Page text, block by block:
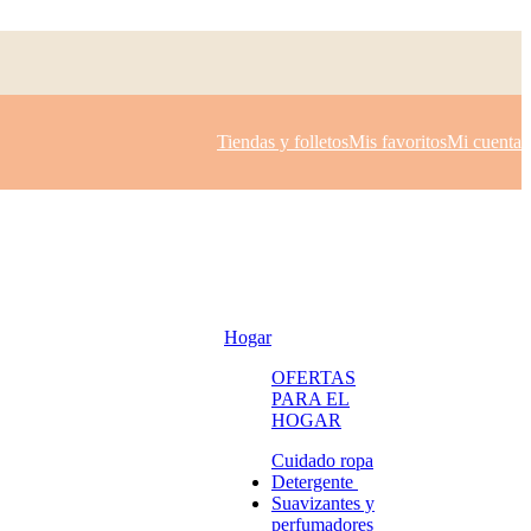
Tiendas y folletosMis favoritosMi cuenta
Hogar
OFERTAS
PARA EL
HOGAR
Cuidado ropa
Detergente
Suavizantes y
perfumadores